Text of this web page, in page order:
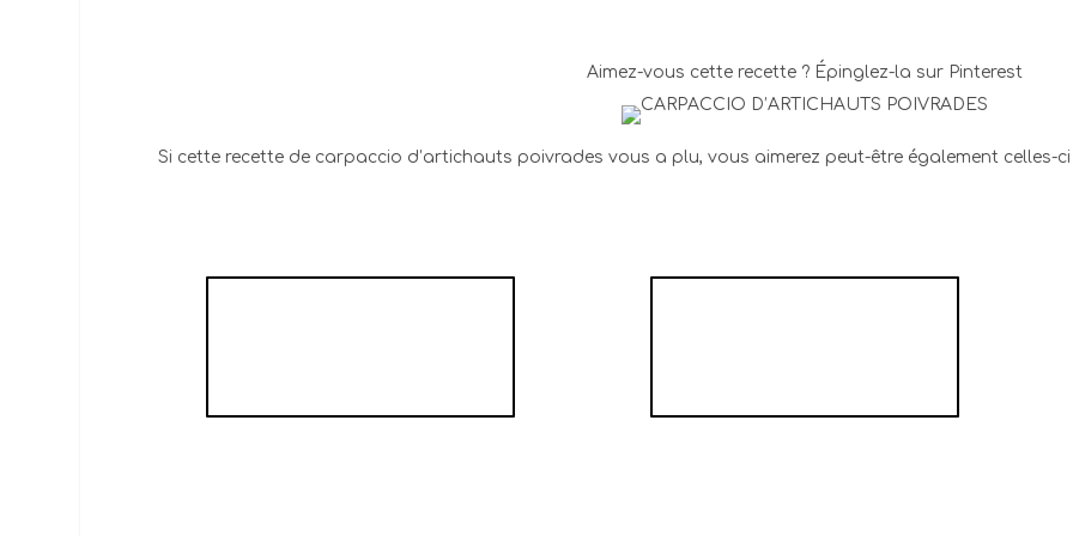
Aimez-vous cette recette ? Épinglez-la sur Pinterest
Si cette recette de carpaccio d’artichauts poivrades vous a plu, vous aimerez peut-être également celles-ci